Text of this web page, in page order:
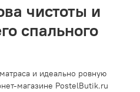
чистоты и
спального
и идеально ровную
магазине PostelButik.ru